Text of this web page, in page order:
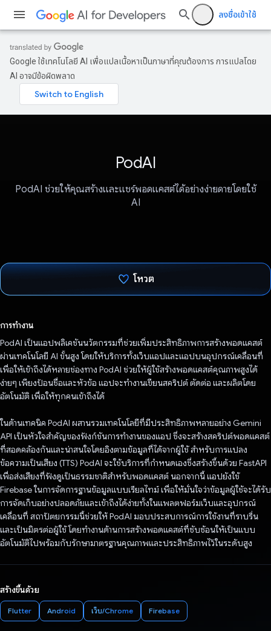
ลงชื่อเข้าใช้
Google ใช้เทคโนโลยี AI เพื่อแปลเนื้อหาเป็นภาษาที่คุณต้องการ การแปลโดย
AI อาจมีข้อผิดพลาด
PodAI
PodAI ช่วยให้คุณสร้างและแชร์พอดแคสต์ได้อย่างง่ายดายโดยใช้
AI
โหวต
การทำงาน
PodAI เป็นแอปพลิเคชันนวัตกรรมที่ช่วยเพิ่มประสิทธิภาพการสร้างพอดแคสต์
ผ่านเทคโนโลยี AI ขั้นสูง โดยให้บริการทั้งเว็บแอปและแอปบนอุปกรณ์เคลื่อนที่
เพื่อให้เข้าถึงได้หลายช่องทาง PodAI ช่วยให้ผู้ใช้สร้างพอดแคสต์คุณภาพสูงได้
ง่ายๆ เพียงป้อนชื่อและหัวข้อ แอปจะทำงานเขียนสคริปต์ ตัดต่อ และผลิตโดย
อัตโนมัติ เพื่อให้ทุกคนเข้าถึงได้
ในด้านเทคนิค PodAI ผสานรวมเทคโนโลยีที่มีประสิทธิภาพหลายอย่าง Gemini
API เป็นหัวใจสำคัญของฟังก์ชันการทำงานของแอป ซึ่งจะสร้างสคริปต์พอดแคสต์
ที่สอดคล้องกันและน่าสนใจโดยอิงตามข้อมูลที่ได้จากผู้ใช้ สําหรับการแปลง
ข้อความเป็นเสียง (TTS) PodAI จะใช้บริการที่กําหนดเองซึ่งสร้างขึ้นด้วย FastAPI
เพื่อส่งเสียงที่ฟังดูเป็นธรรมชาติสําหรับพอดแคสต์ นอกจากนี้ แอปยังใช้
Firebase ในการจัดการฐานข้อมูลแบบเรียลไทม์ เพื่อให้มั่นใจว่าข้อมูลผู้ใช้จะได้รับ
การจัดเก็บอย่างปลอดภัยและเข้าถึงได้ง่ายทั้งในแพลตฟอร์มเว็บและอุปกรณ์
เคลื่อนที่ สถาปัตยกรรมนี้ช่วยให้ PodAI มอบประสบการณ์การใช้งานที่ราบรื่น
และเป็นมิตรต่อผู้ใช้ โดยทำงานด้านการสร้างพอดแคสต์ที่ซับซ้อนให้เป็นแบบ
อัตโนมัติไปพร้อมกับรักษามาตรฐานคุณภาพและประสิทธิภาพไว้ในระดับสูง
สร้างขึ้นด้วย
Flutter Android เว็บ/Chrome Firebase